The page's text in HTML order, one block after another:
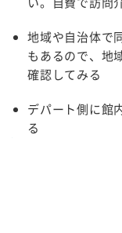
地域や自治体で
もあるので、地
確認してみる
デパート側に館
る